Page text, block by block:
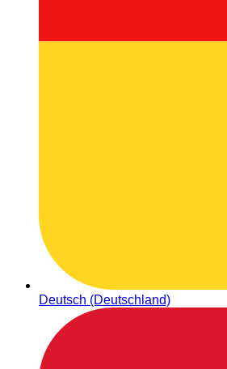
Deutsch (Deutschland)